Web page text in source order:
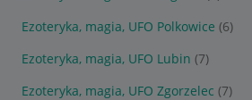
Ezoteryka, magia, UFO Polkowice (6)
Ezoteryka, magia, UFO Lubin (7)
Ezoteryka, magia, UFO Zgorzelec (7)